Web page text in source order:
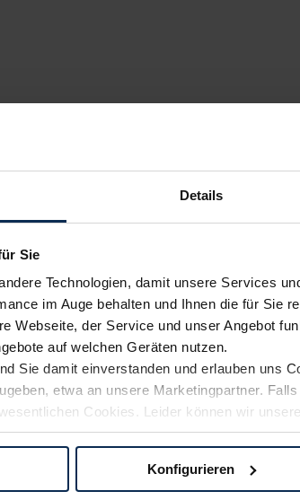
Details
Sie
Technologien, damit unsere Services
im Auge behalten und Ihnen die für Sie
Webseite, der Service und unser Angebot
auf welchen Geräten nutzen.
Sie damit einverstanden und erlauben uns
etwa an unsere Marketingpartner.
Cookies. Leider können wir
Weg zu Ihrem Neuwagen unterstützen. Sie
Konfigurieren